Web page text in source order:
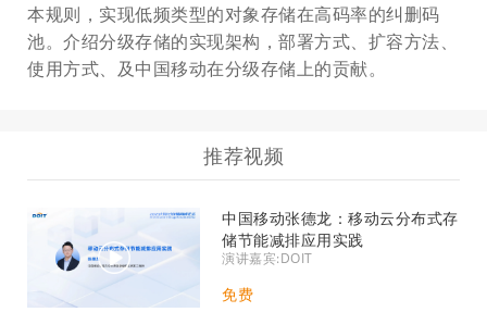
本规则，实现低频类型的对象存储在高码率的纠删码
池。介绍分级存储的实现架构，部署方式、扩容方法、
使用方式、及中国移动在分级存储上的贡献。
推荐视频
中国移动张德龙：移动云分布式存
储节能减排应用实践
演讲嘉宾:DOIT
免费